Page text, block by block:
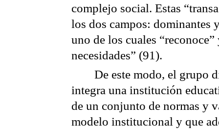
complejo social. Estas
los dos campos: dominantes
uno de los cuales “reconoce”
necesidades” (91).
De este modo, el grupo
integra una institución
de un conjunto de normas y
modelo institucional y que